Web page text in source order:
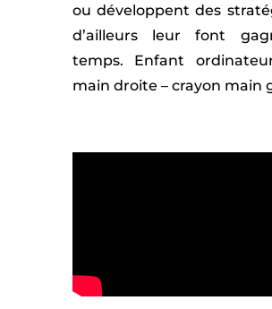
ou développent des
d’ailleurs leur font
temps. Enfant
main droite – crayon main